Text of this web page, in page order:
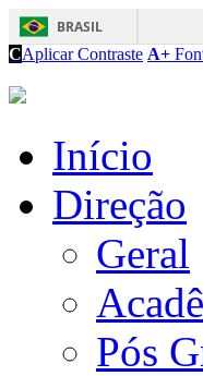
BRASIL
CAplicar Contraste A+
Início
Direção
Geral
Pós